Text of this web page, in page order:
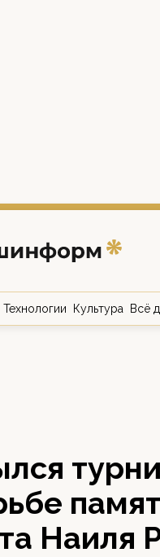
Технологии Культура Всё
Наиля